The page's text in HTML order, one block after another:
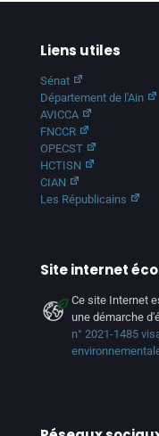
Liens utiles
Sénat
Département de l'Ain
AVICCA
FNCCR
OPECST
HCTISN
CIAN
Les Républicains
Site internet
Ce site Internet
une démarche
n° 2021-1485